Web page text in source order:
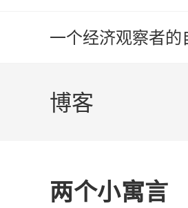
一个经济观察者的
博客
两个小寓言